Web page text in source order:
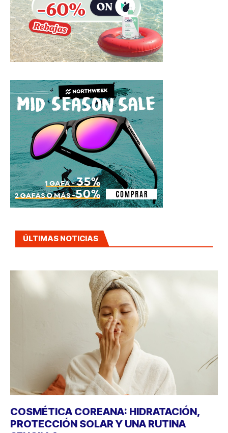
ÚLTIMAS NOTICIAS
COSMÉTICA COREANA: HIDRATACIÓN,
PROTECCIÓN SOLAR Y UNA RUTINA